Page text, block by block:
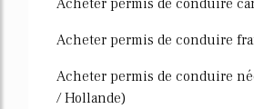
Acheter permis de conduire
Acheter permis de conduire
Acheter permis de conduire
/ Hollande)